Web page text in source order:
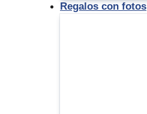
Regalos con fotos